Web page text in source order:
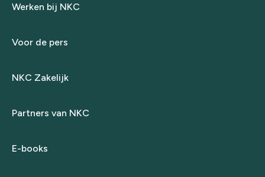
Werken bij NKC
Voor de pers
NKC Zakelijk
Partners van NKC
E-books